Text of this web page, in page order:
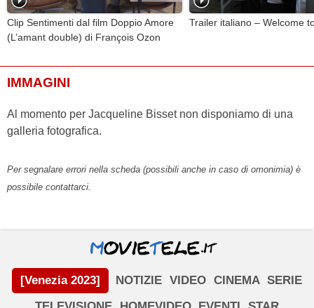
Clip Sentimenti dal film Doppio Amore
(L’amant double) di François Ozon
Trailer italiano – Welcome
IMMAGINI
Al momento per Jacqueline Bisset non disponiamo di una
galleria fotografica.
Per segnalare errori nella scheda (possibili anche in caso di omonimia) è
possibile contattarci.
[Venezia 2023] NOTIZIE VIDEO CINEMA SERIE